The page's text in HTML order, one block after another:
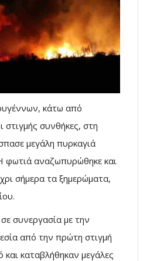
κάτω από
στιγμής συνθήκες, στη
μεγάλη πυρκαγιά
φωτιά αναζωπυρώθηκε και
σήμερα τα ξημερώματα,
συνεργασία με την
από την πρώτη στιγμή
και καταβλήθηκαν μεγάλες